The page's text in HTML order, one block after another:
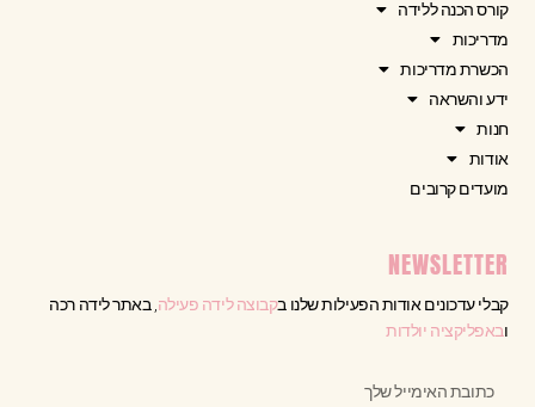
קורס הכנה ללידה
מדריכות
הכשרת מדריכות
ידע והשראה
חנות
אודות
מועדים קרובים
NEWSLETTER
קבלי עדכונים אודות הפעילות שלנו בקבוצה לידה פעילה, באתר לידה רכה
ובאפליקציה יולדות